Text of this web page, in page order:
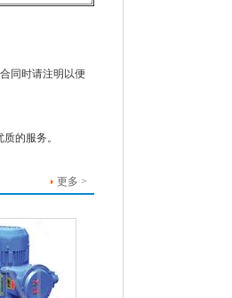
同时请注明以便
的服务。
更多 >